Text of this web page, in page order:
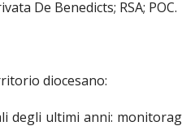
UFFICIO TURISMO E TEMPO
TRIBUNALE ECCLESIASTICO
UNITALSI
De Benedicts; RSA; POC.
diocesano:
degli ultimi anni: